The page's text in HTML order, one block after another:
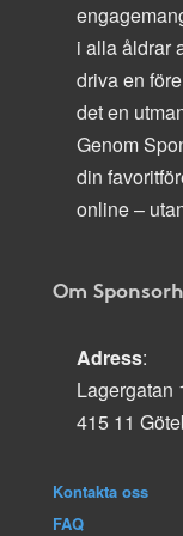
i alla åldrar
driva en
det en
Genom
din
online –
Om
Adress:
Lagergatan
415 11
Kontakta oss
FAQ